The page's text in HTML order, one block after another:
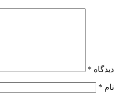
دیدگاه *
نام *